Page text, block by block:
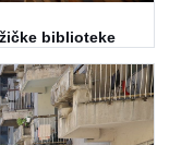
biblioteke